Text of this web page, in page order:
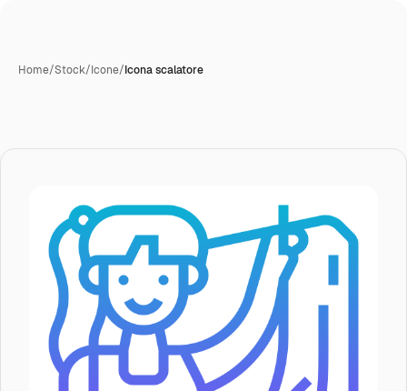
Home/Stock/Icone/Icona scalatore